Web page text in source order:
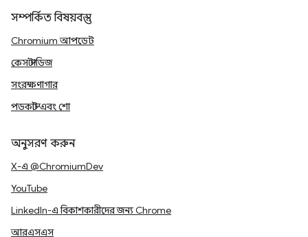
সম্পর্কিত বিষয়বস্তু
Chromium আপডেট
কেস স্টাডিজ
সংরক্ষণাগার
পডকাস্ট এবং শো
অনুসরণ করুন
X-এ @ChromiumDev
YouTube
LinkedIn-এ বিকাশকারীদের জন্য Chrome
আরএসএস